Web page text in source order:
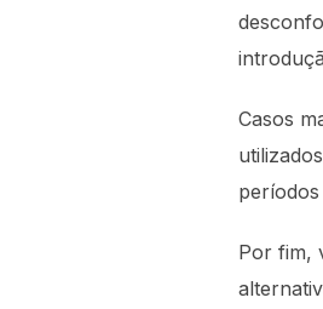
Casos
Por fim,